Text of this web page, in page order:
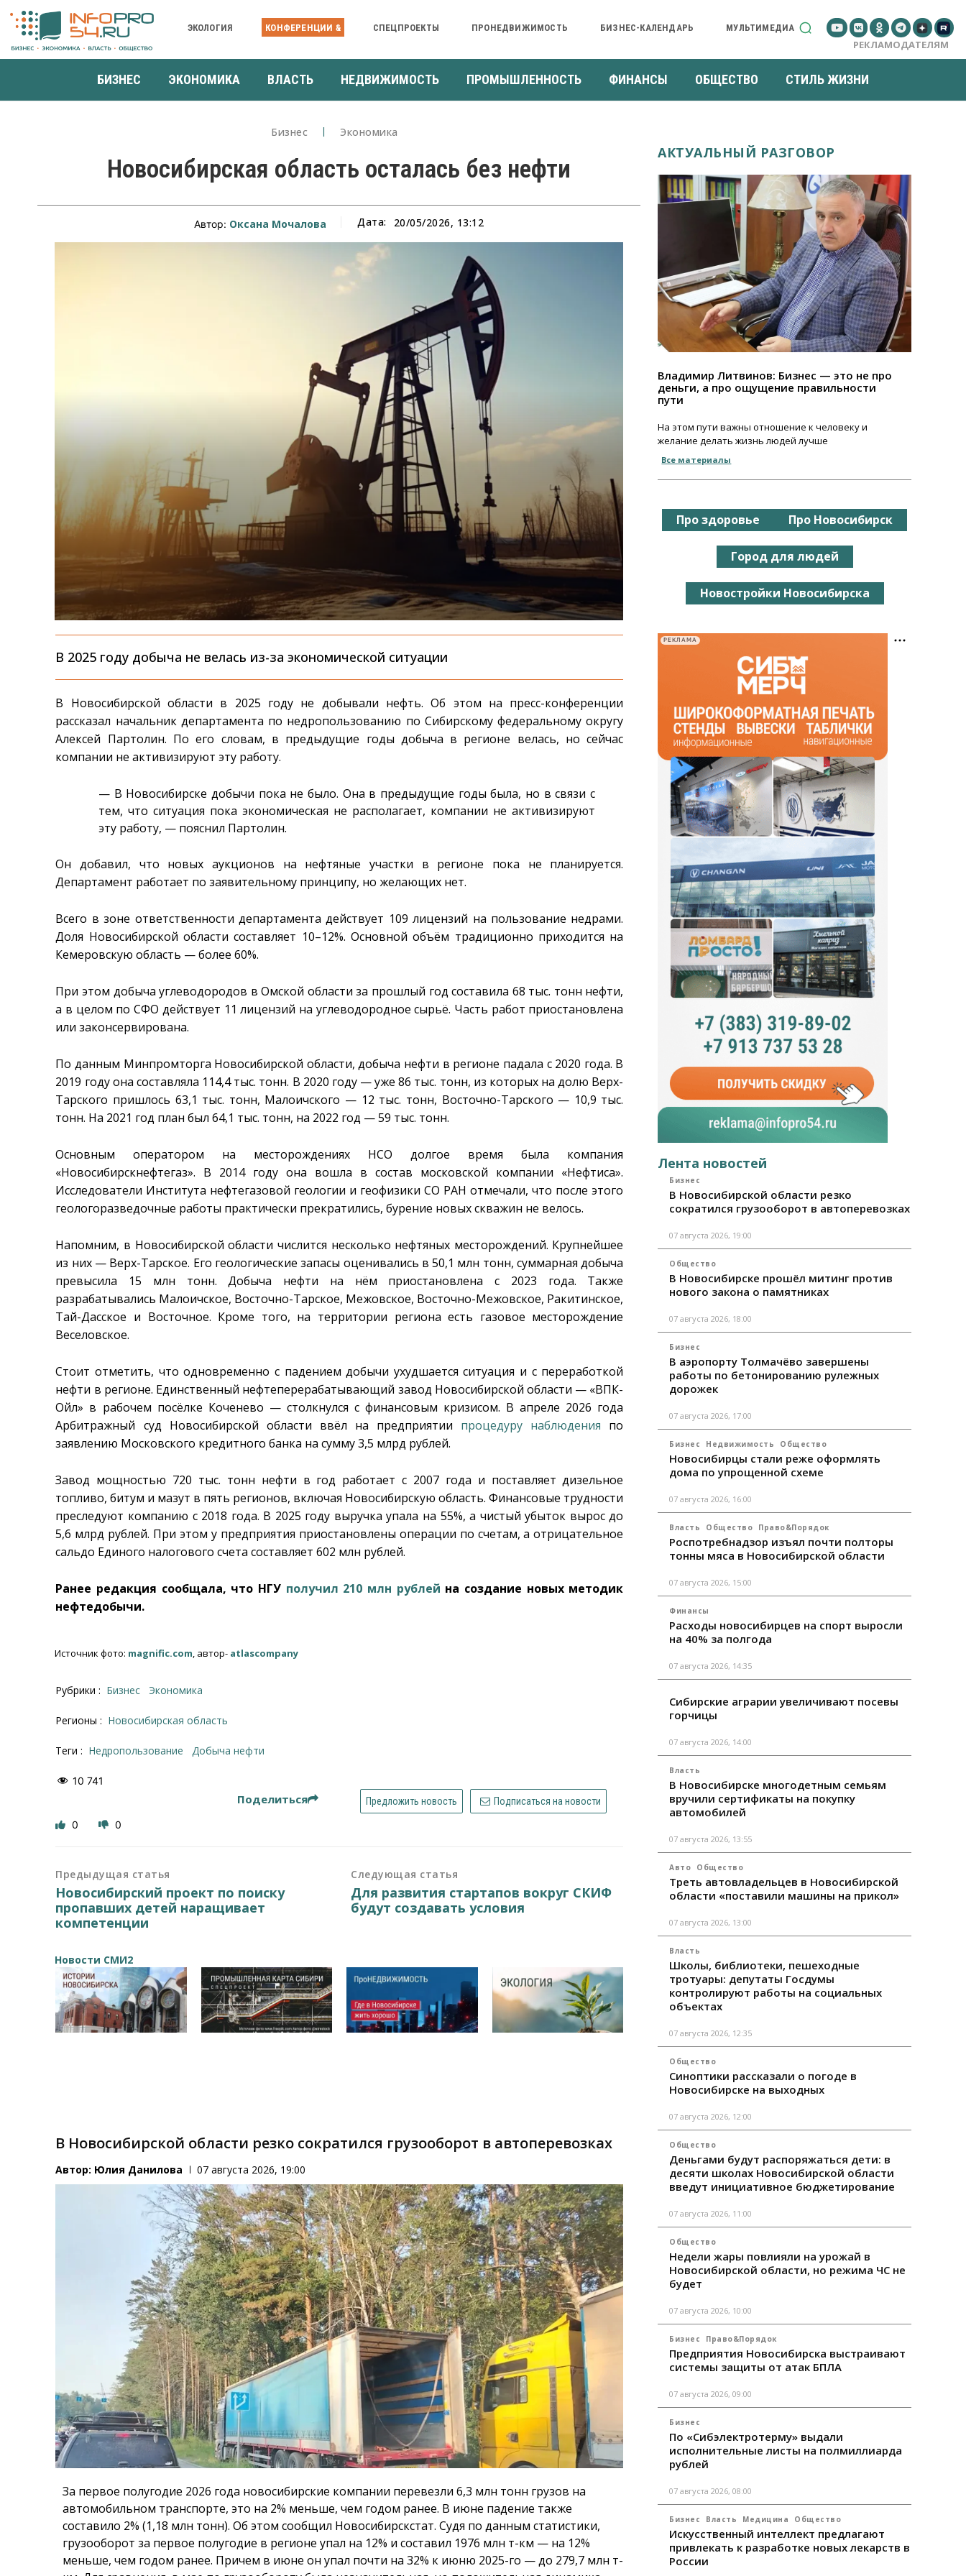
ЭКОЛОГИЯ КОНФЕРЕНЦИИ & СПЕЦПРОЕКТЫ ПРОНЕДВИЖИМОСТЬ БИЗНЕС-КАЛЕНДАРЬ МУЛЬТИМЕДИА
РЕКЛАМОДАТЕЛЯМ
БИЗНЕС ЭКОНОМИКА ВЛАСТЬ НЕДВИЖИМОСТЬ ПРОМЫШЛЕННОСТЬ ФИНАНСЫ ОБЩЕСТВО СТИЛЬ ЖИЗНИ
Бизнес Экономика
Новосибирская область осталась без нефти
Автор: Оксана Мочалова Дата: 20/05/2026, 13:12
В 2025 году добыча не велась из-за экономической ситуации
В Новосибирской области в 2025 году не добывали нефть. Об этом на пресс-конференции
рассказал начальник департамента по недропользованию по Сибирскому федеральному округу
Алексей Партолин. По его словам, в предыдущие годы добыча в регионе велась, но сейчас
компании не активизируют эту работу.
— В Новосибирске добычи пока не было. Она в предыдущие годы была, но в связи с
тем, что ситуация пока экономическая не располагает, компании не активизируют
эту работу, — пояснил Партолин.
Он добавил, что новых аукционов на нефтяные участки в регионе пока не планируется.
Департамент работает по заявительному принципу, но желающих нет.
Всего в зоне ответственности департамента действует 109 лицензий на пользование недрами.
Доля Новосибирской области составляет 10–12%. Основной объём традиционно приходится на
Кемеровскую область — более 60%.
При этом добыча углеводородов в Омской области за прошлый год составила 68 тыс. тонн нефти,
а в целом по СФО действует 11 лицензий на углеводородное сырьё. Часть работ приостановлена
или законсервирована.
По данным Минпромторга Новосибирской области, добыча нефти в регионе падала с 2020 года. В
2019 году она составляла 114,4 тыс. тонн. В 2020 году — уже 86 тыс. тонн, из которых на долю Верх-
Тарского пришлось 63,1 тыс. тонн, Малоичского — 12 тыс. тонн, Восточно-Тарского — 10,9 тыс.
тонн. На 2021 год план был 64,1 тыс. тонн, на 2022 год — 59 тыс. тонн.
Основным оператором на месторождениях НСО долгое время была компания
«Новосибирскнефтегаз». В 2014 году она вошла в состав московской компании «Нефтиса».
Исследователи Института нефтегазовой геологии и геофизики СО РАН отмечали, что после этого
геологоразведочные работы практически прекратились, бурение новых скважин не велось.
Напомним, в Новосибирской области числится несколько нефтяных месторождений. Крупнейшее
из них — Верх-Тарское. Его геологические запасы оценивались в 50,1 млн тонн, суммарная добыча
превысила 15 млн тонн. Добыча нефти на нём приостановлена с 2023 года. Также
разрабатывались Малоичское, Восточно-Тарское, Межовское, Восточно-Межовское, Ракитинское,
Тай-Дасское и Восточное. Кроме того, на территории региона есть газовое месторождение
Веселовское.
Стоит отметить, что одновременно с падением добычи ухудшается ситуация и с переработкой
нефти в регионе. Единственный нефтеперерабатывающий завод Новосибирской области — «ВПК-
Ойл» в рабочем посёлке Коченево — столкнулся с финансовым кризисом. В апреле 2026 года
Арбитражный суд Новосибирской области ввёл на предприятии процедуру наблюдения по
заявлению Московского кредитного банка на сумму 3,5 млрд рублей.
Завод мощностью 720 тыс. тонн нефти в год работает с 2007 года и поставляет дизельное
топливо, битум и мазут в пять регионов, включая Новосибирскую область. Финансовые трудности
преследуют компанию с 2018 года. В 2025 году выручка упала на 55%, а чистый убыток вырос до
5,6 млрд рублей. При этом у предприятия приостановлены операции по счетам, а отрицательное
сальдо Единого налогового счета составляет 602 млн рублей.
Ранее редакция сообщала, что НГУ получил 210 млн рублей на создание новых методик
нефтедобычи.
Источник фото: magnific.com, автор- atlascompany
Рубрики : Бизнес Экономика
Регионы : Новосибирская область
Теги : недропользование добыча нефти
10 741
Поделиться Предложить новость Подписаться на новости
0 0
Предыдущая статья
Новосибирский проект по поиску
пропавших детей наращивает
компетенции
Следующая статья
Для развития стартапов вокруг СКИФ
будут создавать условия
Новости СМИ2
В Новосибирской области резко сократился грузооборот в автоперевозках
Автор: Юлия Данилова 07 августа 2026, 19:00
За первое полугодие 2026 года новосибирские компании перевезли 6,3 млн тонн грузов на
автомобильном транспорте, это на 2% меньше, чем годом ранее. В июне падение также
составило 2% (1,18 млн тонн). Об этом сообщил Новосибирскстат. Судя по данным статистики,
грузооборот за первое полугодие в регионе упал на 12% и составил 1976 млн т-км — на 12%
меньше, чем годом ранее. Причем в июне он упал почти на 32% к июню 2025-го — до 279,7 млн т-
АКТУАЛЬНЫЙ РАЗГОВОР
Владимир Литвинов: Бизнес — это не про
деньги, а про ощущение правильности
пути
На этом пути важны отношение к человеку и
желание делать жизнь людей лучше
Все материалы
Про здоровье Про Новосибирск
Город для людей
Новостройки Новосибирска
РЕКЛАМА
Лента новостей
Бизнес
В Новосибирской области резко
сократился грузооборот в автоперевозках
07 августа 2026, 19:00
Общество
В Новосибирске прошёл митинг против
нового закона о памятниках
07 августа 2026, 18:00
Бизнес
В аэропорту Толмачёво завершены
работы по бетонированию рулежных
дорожек
07 августа 2026, 17:00
Бизнес Недвижимость Общество
Новосибирцы стали реже оформлять
дома по упрощенной схеме
07 августа 2026, 16:00
Власть Общество Право&Порядок
Роспотребнадзор изъял почти полторы
тонны мяса в Новосибирской области
07 августа 2026, 15:00
Финансы
Расходы новосибирцев на спорт выросли
на 40% за полгода
07 августа 2026, 14:35
Сибирские аграрии увеличивают посевы
горчицы
07 августа 2026, 14:00
Власть
В Новосибирске многодетным семьям
вручили сертификаты на покупку
автомобилей
07 августа 2026, 13:55
Авто Общество
Треть автовладельцев в Новосибирской
области «поставили машины на прикол»
07 августа 2026, 13:00
Власть
Школы, библиотеки, пешеходные
тротуары: депутаты Госдумы
контролируют работы на социальных
объектах
07 августа 2026, 12:35
Общество
Синоптики рассказали о погоде в
Новосибирске на выходных
07 августа 2026, 12:00
Общество
Деньгами будут распоряжаться дети: в
десяти школах Новосибирской области
введут инициативное бюджетирование
07 августа 2026, 11:00
Общество
Недели жары повлияли на урожай в
Новосибирской области, но режима ЧС не
будет
07 августа 2026, 10:00
Бизнес Право&Порядок
Предприятия Новосибирска выстраивают
системы защиты от атак БПЛА
07 августа 2026, 09:00
Бизнес
По «Сибэлектротерму» выдали
исполнительные листы на полмиллиарда
рублей
07 августа 2026, 08:00
Бизнес Власть Медицина Общество
Искусственный интеллект предлагают
привлекать к разработке новых лекарств в
России